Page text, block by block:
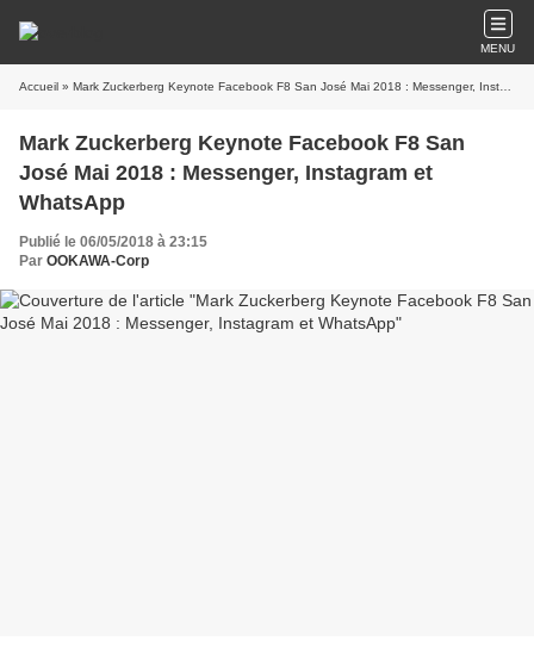
MENU
Accueil » Mark Zuckerberg Keynote Facebook F8 San José Mai 2018 : Messenger, Instagram et WhatsApp
Mark Zuckerberg Keynote Facebook F8 San
José Mai 2018 : Messenger, Instagram et
WhatsApp
Publié le 06/05/2018 à 23:15
Par OOKAWA-Corp